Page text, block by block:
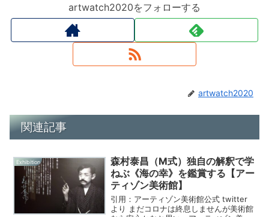
artwatch2020をフォローする
artwatch2020
関連記事
Exhibition
森村泰昌（M式）独自の解釈で学
ねぶ《海の幸》を鑑賞する【アー
ティゾン美術館】
引用：アーティゾン美術館公式 twitter
より まだコロナは終息しませんが美術館